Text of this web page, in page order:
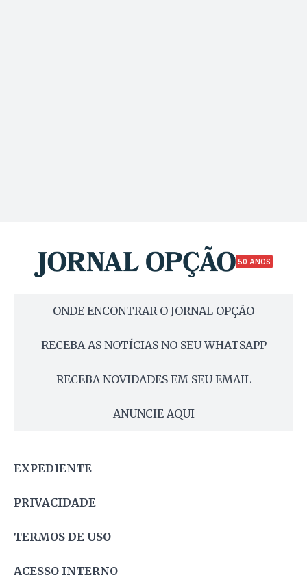
50 ANOS
ONDE ENCONTRAR O JORNAL OPÇÃO
RECEBA AS NOTÍCIAS NO SEU WHATSAPP
RECEBA NOVIDADES EM SEU EMAIL
ANUNCIE AQUI
EXPEDIENTE
PRIVACIDADE
TERMOS DE USO
ACESSO INTERNO